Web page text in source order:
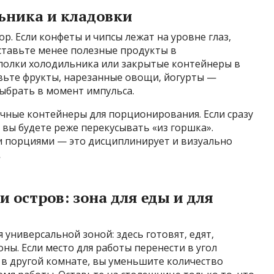
и кладовки
Если конфеты и чипсы лежат на уровне глаз,
менее полезные продукты в
холодильника или закрытые контейнеры в
фрукты, нарезанные овощи, йогурты —
в момент импульса.
контейнеры для порционирования. Если сразу
будете реже перекусывать «из горшка».
— это дисциплинирует и визуально
остров: зона для еды и для
зоной: здесь готовят, едят,
Если место для работы перенести в угол
другой комнате, вы уменьшите количество